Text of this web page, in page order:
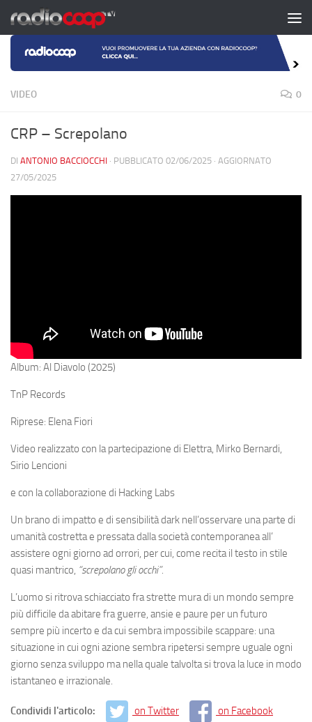
Salta al contenuto
VIDEO 0
CRP – Screpolano
DI ANTONIO BACCIOCCHI · PUBBLICATO 02/06/2025 · AGGIORNATO
27/05/2025
Album: Al Diavolo (2025)
TnP Records
Riprese: Elena Fiori
Video realizzato con la partecipazione di Elettra, Mirko Bernardi,
Sirio Lencioni
e con la collaborazione di Hacking Labs
Un brano di impatto e di sensibilità dark nell’osservare una parte di
umanità costretta e pressata dalla società contemporanea all’
assistere ogni giorno ad orrori, per cui, come recita il testo in stile
quasi mantrico, “screpolano gli occhi”.
L’uomo si ritrova schiacciato fra strette mura di un mondo sempre
più difficile da abitare fra guerre, ansie e paure per un futuro
sempre più incerto e da cui sembra impossibile scappare: una
situazione in cui ogni azione sembra ripetersi sempre uguale ogni
giorno senza sviluppo ma nella quale talvolta si trova la luce in modo
istantaneo e irrazionale.
Condividi l'articolo: on Twitter on Facebook